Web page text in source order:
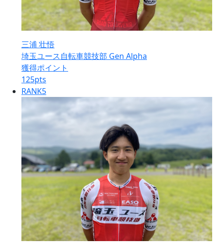
三浦 壮悟
埼玉ユース自転車競技部 Gen Alpha
獲得ポイント
125pts
RANK5